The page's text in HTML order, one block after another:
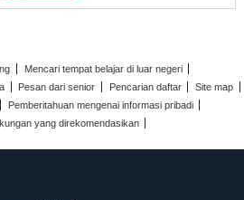
Mencari tempat belajar di luar negeri
Pesan dari senior Pencarian daftar
Site map
Pemberitahuan mengenai informasi pribadi
yang direkomendasikan